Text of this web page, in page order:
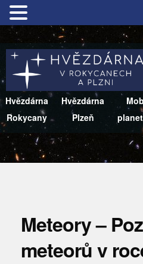
Hvězdárna
Rokycany
Hvězdárna
Plzeň
Meteory –
meteorů v